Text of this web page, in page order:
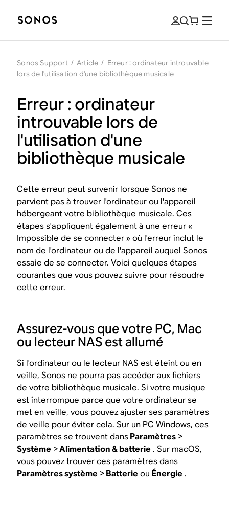
Sonos Support / Article / Erreur : ordinateur introuvable
lors de l'utilisation d'une bibliothèque musicale
Erreur : ordinateur
introuvable lors de
l'utilisation d'une
bibliothèque musicale
Cette erreur peut survenir lorsque Sonos ne
parvient pas à trouver l'ordinateur ou l'appareil
hébergeant votre bibliothèque musicale. Ces
étapes s'appliquent également à une erreur «
Impossible de se connecter » où l'erreur inclut le
nom de l'ordinateur ou de l'appareil auquel Sonos
essaie de se connecter. Voici quelques étapes
courantes que vous pouvez suivre pour résoudre
cette erreur.
Assurez-vous que votre PC, Mac
ou lecteur NAS est allumé
Si l'ordinateur ou le lecteur NAS est éteint ou en
veille, Sonos ne pourra pas accéder aux fichiers
de votre bibliothèque musicale. Si votre musique
est interrompue parce que votre ordinateur se
met en veille, vous pouvez ajuster ses paramètres
de veille pour éviter cela. Sur un PC Windows, ces
paramètres se trouvent dansParamètres >
Système >Alimentation & batterie . Sur macOS,
vous pouvez trouver ces paramètres dans
Paramètres système >Batterie ou Énergie .